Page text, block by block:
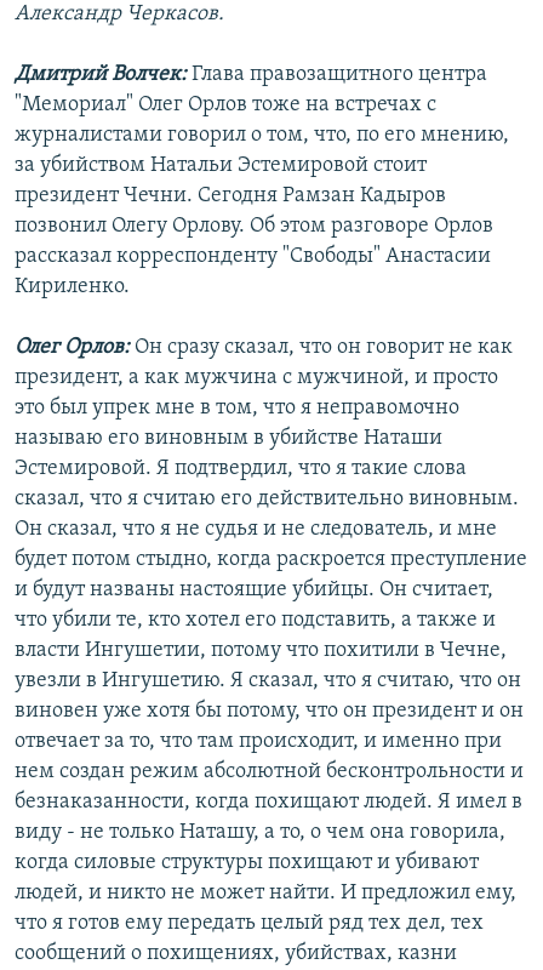
СИБИРЬ.РЕАЛИИ
ПОДПИШИТЕСЬ НА РАССЫЛКУ
СОЦИАЛЬНЫЕ СЕТИ
Александр Черкасов.
Дмитрий Волчек:Глава правозащитного центра
"Мемориал" Олег Орлов тоже на встречах с
журналистами говорил о том, что, по его мнению,
за убийством Натальи Эстемировой стоит
президент Чечни. Сегодня Рамзан Кадыров
позвонил Олегу Орлову. Об этом разговоре Орлов
рассказал корреспонденту "Свободы" Анастасии
Кириленко.
Олег Орлов:Он сразу сказал, что он говорит не как
президент, а как мужчина с мужчиной, и просто
это был упрек мне в том, что я неправомочно
называю его виновным в убийстве Наташи
Эстемировой. Я подтвердил, что я такие слова
сказал, что я считаю его действительно виновным.
Он сказал, что я не судья и не следователь, и мне
будет потом стыдно, когда раскроется преступление
и будут названы настоящие убийцы. Он считает,
что убили те, кто хотел его подставить, а также и
власти Ингушетии, потому что похитили в Чечне,
увезли в Ингушетию. Я сказал, что я считаю, что он
виновен уже хотя бы потому, что он президент и он
отвечает за то, что там происходит, и именно при
нем создан режим абсолютной бесконтрольности и
безнаказанности, когда похищают людей. Я имел в
виду - не только Наташу, а то, о чем она говорила,
когда силовые структуры похищают и убивают
людей, и никто не может найти. И предложил ему,
что я готов ему передать целый ряд тех дел, тех
сообщений о похищениях, убийствах, казни